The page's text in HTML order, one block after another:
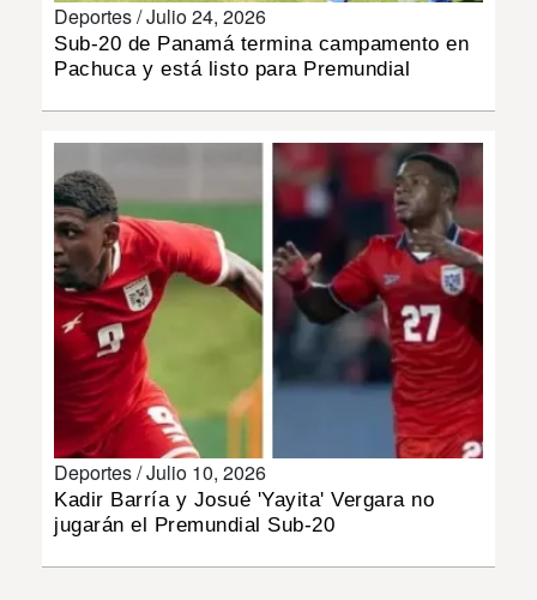
DEPORTES
MULTIMEDIA
IMPRESO
Deportes /Julio 24, 2026
Sub-20 de Panamá termina campamento en
Pachuca y está listo para Premundial
Deportes /Julio 10, 2026
Kadir Barría y Josué 'Yayita' Vergara no
jugarán el Premundial Sub-20